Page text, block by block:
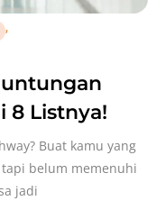
8 Listnya!
Buat kamu yang
belum memenuhi
jadi